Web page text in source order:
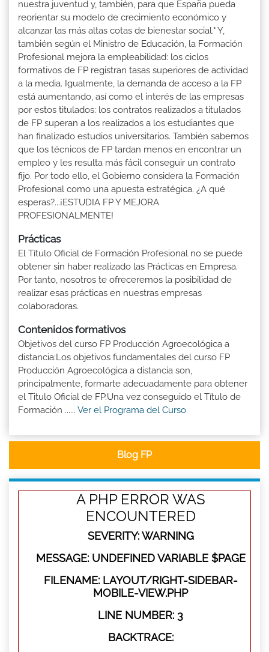
nuestra juventud y, también, para que España pueda
reorientar su modelo de crecimiento económico y
alcanzar las más altas cotas de bienestar social." Y,
también según el Ministro de Educación, la Formación
Profesional mejora la empleabilidad: los ciclos
formativos de FP registran tasas superiores de actividad
a la media. Igualmente, la demanda de acceso a la FP
está aumentando, así como el interés de las empresas
por estos titulados: los contratos realizados a titulados
de FP superan a los realizados a los estudiantes que
han finalizado estudios universitarios. También sabemos
que los técnicos de FP tardan menos en encontrar un
empleo y les resulta más fácil conseguir un contrato
fijo. Por todo ello, el Gobierno considera la Formación
Profesional como una apuesta estratégica. ¿A qué
esperas?...¡ESTUDIA FP Y MEJORA
PROFESIONALMENTE!
Prácticas
El Título Oficial de Formación Profesional no se puede
obtener sin haber realizado las Prácticas en Empresa.
Por tanto, nosotros te ofreceremos la posibilidad de
realizar esas prácticas en nuestras empresas
colaboradoras.
Contenidos formativos
Objetivos del curso FP Producción Agroecológica a
distancia:Los objetivos fundamentales del curso FP
Producción Agroecológica a distancia son,
principalmente, formarte adecuadamente para obtener
el Titulo Oficial de FP.Una vez conseguido el Título de
Formación ...... Ver el Programa del Curso
Blog FP
A PHP ERROR WAS
ENCOUNTERED
SEVERITY: WARNING
MESSAGE: UNDEFINED VARIABLE $PAGE
FILENAME: LAYOUT/RIGHT-SIDEBAR-
MOBILE-VIEW.PHP
LINE NUMBER: 3
BACKTRACE: